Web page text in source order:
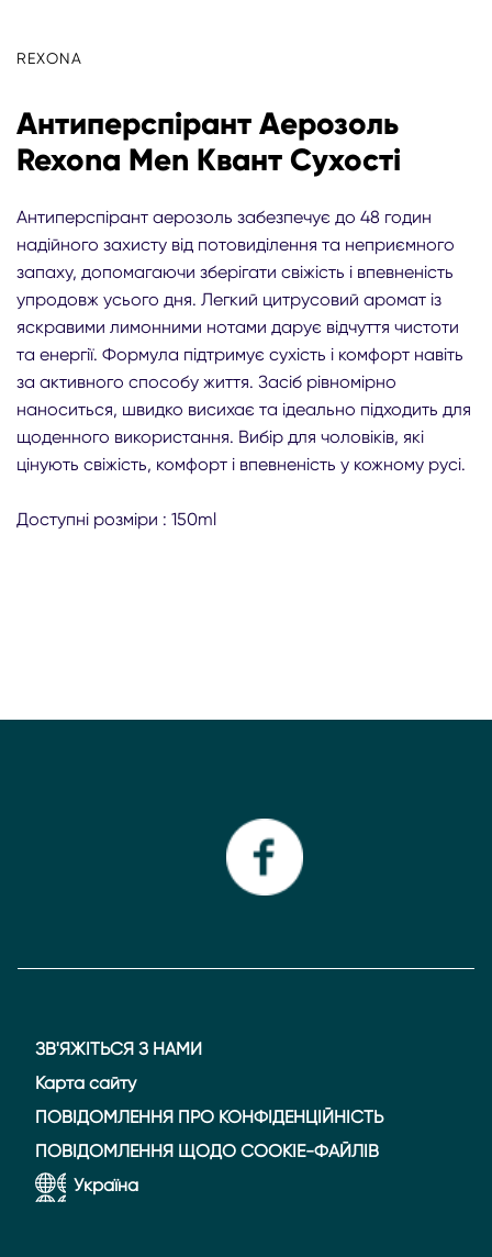
REXONA
Антиперспірант Аерозоль
Rexona Men Квант Сухості
Антиперспірант аерозоль забезпечує до 48 годин
надійного захисту від потовиділення та неприємного
запаху, допомагаючи зберігати свіжість і впевненість
упродовж усього дня. Легкий цитрусовий аромат із
яскравими лимонними нотами дарує відчуття чистоти
та енергії. Формула підтримує сухість і комфорт навіть
за активного способу життя. Засіб рівномірно
наноситься, швидко висихає та ідеально підходить для
щоденного використання. Вибір для чоловіків, які
цінують свіжість, комфорт і впевненість у кожному русі.
Доступні розміри : 150ml
ЗВ'ЯЖІТЬСЯ З НАМИ
Карта сайту
ПОВІДОМЛЕННЯ ПРО КОНФІДЕНЦІЙНІСТЬ
ПОВІДОМЛЕННЯ ЩОДО COOKIE-ФАЙЛІВ
Україна